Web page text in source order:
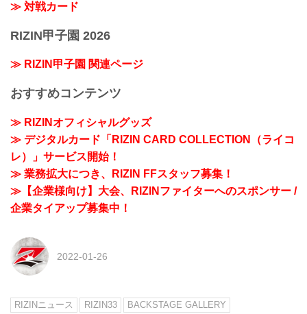
≫ 対戦カード
RIZIN甲子園 2026
≫ RIZIN甲子園 関連ページ
おすすめコンテンツ
≫ RIZINオフィシャルグッズ
≫ デジタルカード「RIZIN CARD COLLECTION（ライコ
レ）」サービス開始！
≫ 業務拡大につき、RIZIN FFスタッフ募集！
≫【企業様向け】大会、RIZINファイターへのスポンサー /
企業タイアップ募集中！
2022-01-26
RIZINニュース RIZIN33
BACKSTAGE GALLERY